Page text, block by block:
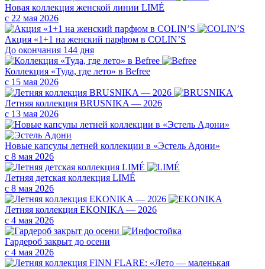
Новая коллекция женской линии LIMÉ
с 22 мая 2026
Акция «1+1 на женский парфюм в COLIN’S
До окончания 144 дня
Коллекция «Туда, где лето» в Befree
с 15 мая 2026
Летняя коллекция BRUSNIKA — 2026
с 13 мая 2026
Новые капсулы летней коллекции в «Эстель Адони»
с 8 мая 2026
Летняя детская коллекция LIMÉ
с 8 мая 2026
Летняя коллекция EKONIKA — 2026
с 4 мая 2026
Гардероб закрыт до осени
с 4 мая 2026